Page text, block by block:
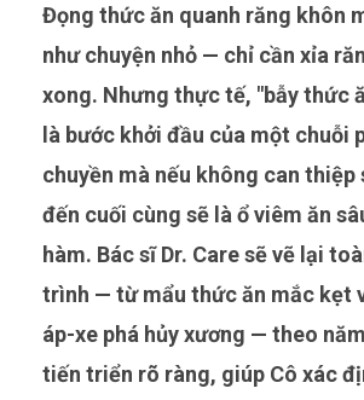
Đọng thức ăn quanh răng khôn mọc lệch nghe
như chuyện nhỏ — chỉ cần xỉa
xong. Nhưng thực tế, "bẫy thức
là bước khởi đầu của một chuỗi
chuyền mà nếu không can thiệp
đến cuối cùng sẽ là ổ viêm ăn
hàm. Bác sĩ Dr. Care sẽ vẽ lại
trình — từ mẩu thức ăn mắc kẹt
áp-xe phá hủy xương — theo
tiến triển rõ ràng, giúp Cô xác